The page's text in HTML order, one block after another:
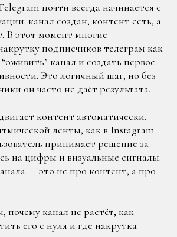
почти всегда начинается с
канал создан, контент есть, а
В этот момент многие
подписчиков телеграм как
канал и создать первое
Это логичный шаг, но без
он часто не даёт результата.
контент автоматически.
ленты, как в Instagram
принимает решение за
на цифры и визуальные сигналы.
— это не про контент, а про
почему канал не растёт, как
его с нуля и где накрутка